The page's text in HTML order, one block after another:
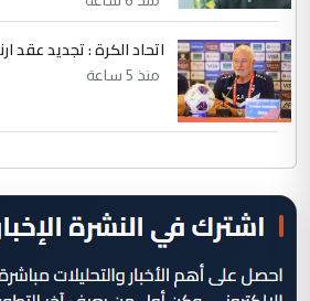
اتحاد الكرة : تجديد عقد
منذ 5 ساعة